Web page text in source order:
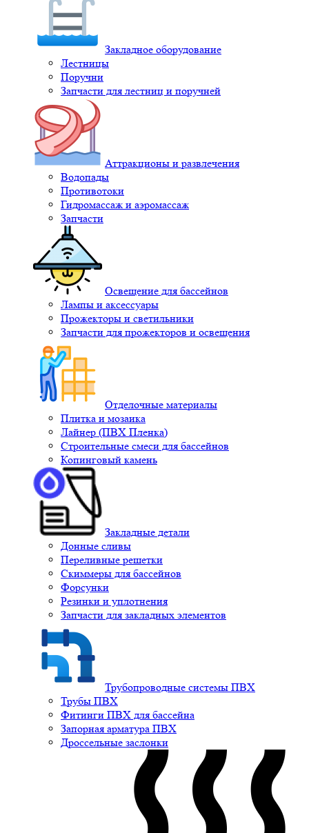
Закладное оборудование
Лестницы
Поручни
Запчасти для лестниц и поручней
Аттракционы и развлечения
Водопады
Противотоки
Гидромассаж и аэромассаж
Запчасти
Освещение для бассейнов
Лампы и аксессуары
Прожекторы и светильники
Запчасти для прожекторов и освещения
Отделочные материалы
Плитка и мозаика
Лайнер (ПВХ Пленка)
Строительные смеси для бассейнов
Копинговый камень
Закладные детали
Донные сливы
Переливные решетки
Скиммеры для бассейнов
Форсунки
Резинки и уплотнения
Запчасти для закладных элементов
Трубопроводные системы ПВХ
Трубы ПВХ
Фитинги ПВХ для бассейна
Запорная арматура ПВХ
Дроссельные заслонки